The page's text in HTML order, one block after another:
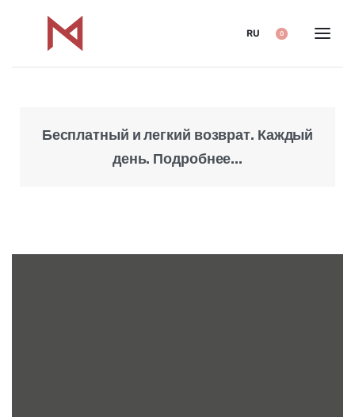
RU 0
Бесплатный и легкий возврат. Каждый
день. Подробнее...